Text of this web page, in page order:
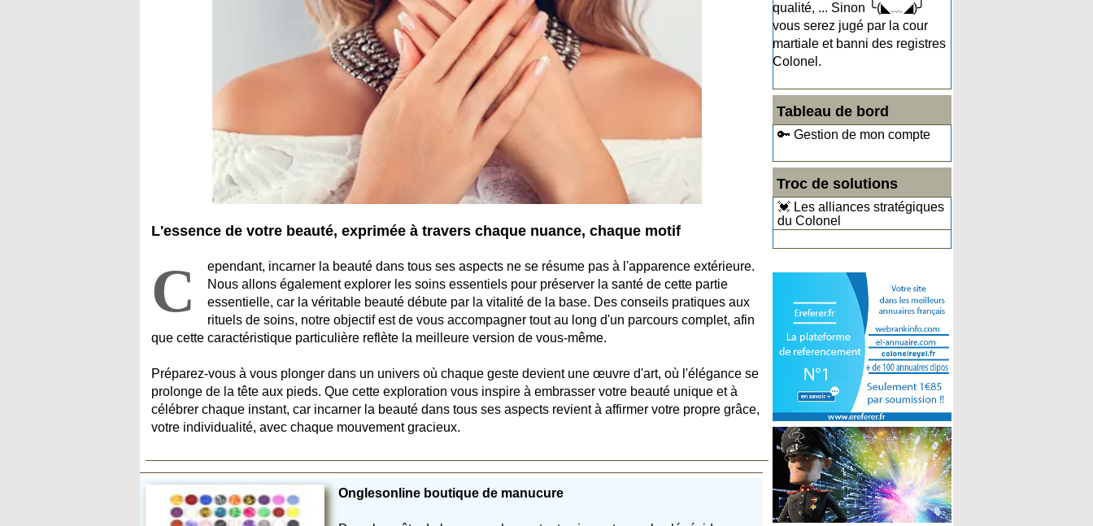
qualité, ... Sinon ╰(◣﹏◢)╯
vous serez jugé par la cour
martiale et banni des registres
Colonel.
Tableau de bord
🔑 Gestion de mon compte
Troc de solutions
💓 Les alliances stratégiques
du Colonel
L'essence de votre beauté, exprimée à travers chaque nuance, chaque motif
C
ependant, incarner la beauté dans tous ses aspects ne se résume pas à l'apparence extérieure.
Nous allons également explorer les soins essentiels pour préserver la santé de cette partie
essentielle, car la véritable beauté débute par la vitalité de la base. Des conseils pratiques aux
rituels de soins, notre objectif est de vous accompagner tout au long d'un parcours complet, afin
que cette caractéristique particulière reflète la meilleure version de vous-même.
Préparez-vous à vous plonger dans un univers où chaque geste devient une œuvre d'art, où l'élégance se
prolonge de la tête aux pieds. Que cette exploration vous inspire à embrasser votre beauté unique et à
célébrer chaque instant, car incarner la beauté dans tous ses aspects revient à affirmer votre propre grâce,
votre individualité, avec chaque mouvement gracieux.
Onglesonline boutique de manucure